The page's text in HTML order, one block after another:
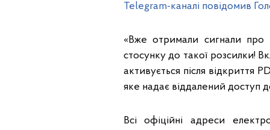
Telegram-каналі повідомив
«Вже отримали сигнали про
стосунку до такої розсилки!
активується після відкриття
яке надає віддалений доступ
Всі офіційні адреси